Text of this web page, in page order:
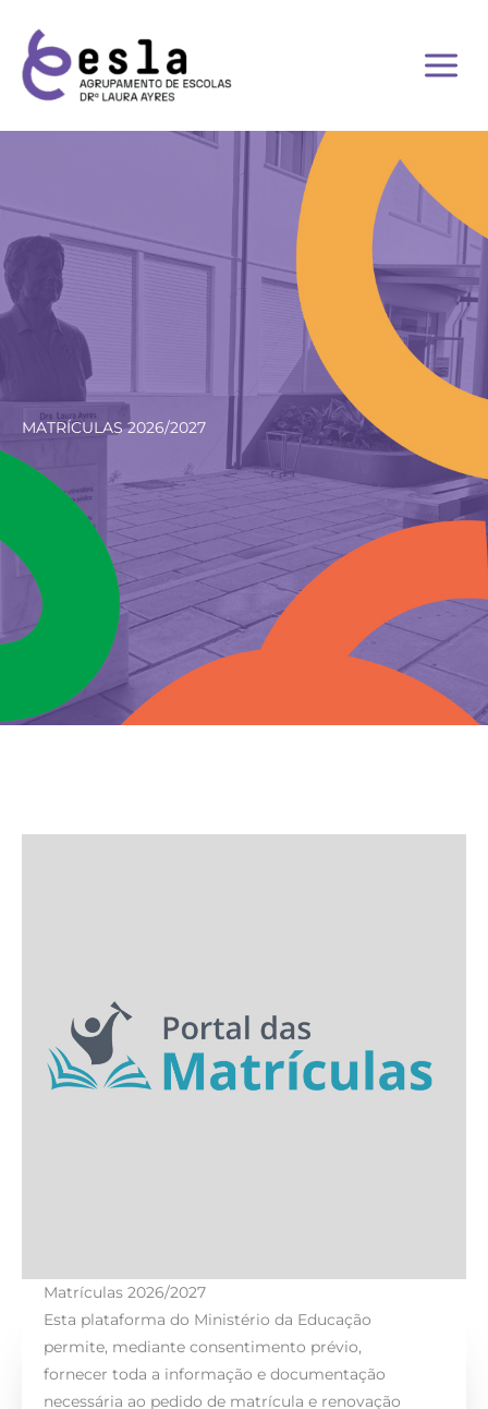
content
MATRÍCULAS 2026/2027
Matrículas 2026/2027
Esta plataforma do Ministério da Educação
permite, mediante consentimento prévio,
fornecer toda a informação e documentação
necessária ao pedido de matrícula e renovação